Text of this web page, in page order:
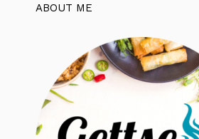
ABOUT ME